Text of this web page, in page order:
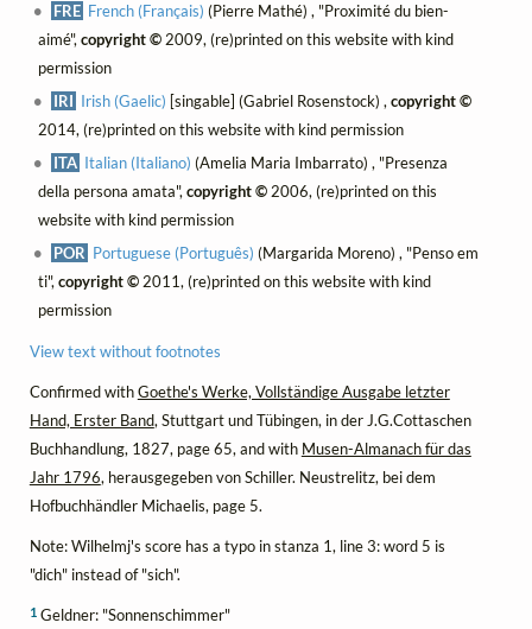
FRE French (Français) (Pierre Mathé) , "Proximité du bien-
aimé",copyright ©2009, (re)printed on this website with kind
permission
IRI Irish (Gaelic) [singable] (Gabriel Rosenstock) ,copyright ©
2014, (re)printed on this website with kind permission
ITA Italian (Italiano) (Amelia Maria Imbarrato) , "Presenza
della persona amata",copyright ©2006, (re)printed on this
website with kind permission
POR Portuguese (Português) (Margarida Moreno) , "Penso em
ti",copyright ©2011, (re)printed on this website with kind
permission
View text without footnotes
Confirmed withGoethe's Werke, Vollständige Ausgabe letzter
Hand, Erster Band, Stuttgart und Tübingen, in der J.G.Cottaschen
Buchhandlung, 1827, page 65, and with Musen-Almanach für das
Jahr 1796, herausgegeben von Schiller. Neustrelitz, bei dem
Hofbuchhändler Michaelis, page 5.
Note: Wilhelmj's score has a typo in stanza 1, line 3: word 5 is
"dich" instead of "sich".
1Geldner: "Sonnenschimmer"